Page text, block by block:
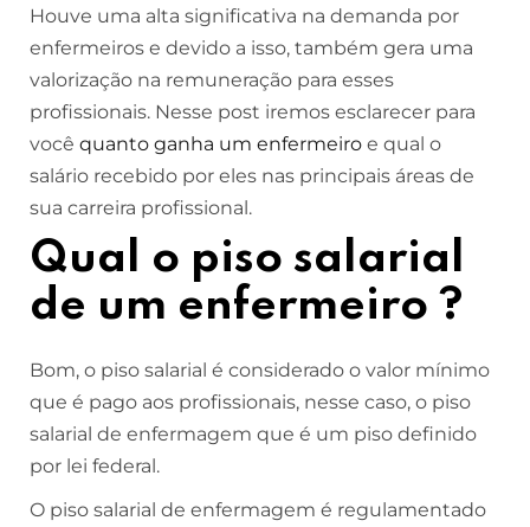
Houve uma alta significativa na demanda por
enfermeiros e devido a isso, também gera uma
valorização na remuneração para esses
profissionais. Nesse post iremos esclarecer para
você quanto ganha um enfermeiro e qual o
salário recebido por eles nas principais áreas de
sua carreira profissional.
Qual o piso salarial
de um enfermeiro ?
Bom, o piso salarial é considerado o valor mínimo
que é pago aos profissionais, nesse caso, o piso
salarial de enfermagem que é um piso definido
por lei federal.
O piso salarial de enfermagem é regulamentado